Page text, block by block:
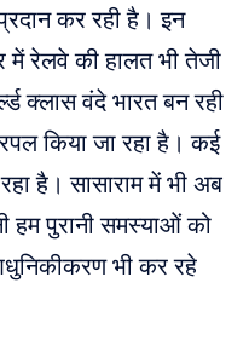
कर रही है। इन
में रेलवे की हालत भी तेजी
क्लास वंदे भारत बन रही
किया जा रहा है। कई
है। सासाराम में भी अब
हम पुरानी समस्याओं को
भी कर रहे